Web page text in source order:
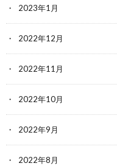
2023年1月
2022年12月
2022年11月
2022年10月
2022年9月
2022年8月